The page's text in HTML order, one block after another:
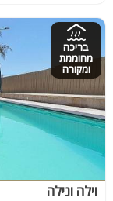
בריכה
מחוממת
ומקורה
וילה ונילה